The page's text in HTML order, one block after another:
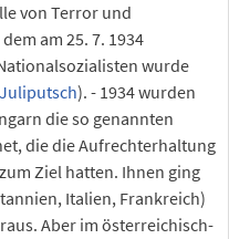
von Terror und
am 25. 7. 1934
wurde
Juliputsch). - 1934 wurden
die so genannten
die die Aufrechterhaltung
Ziel hatten. Ihnen ging
Italien, Frankreich)
Aber im österreichisch-